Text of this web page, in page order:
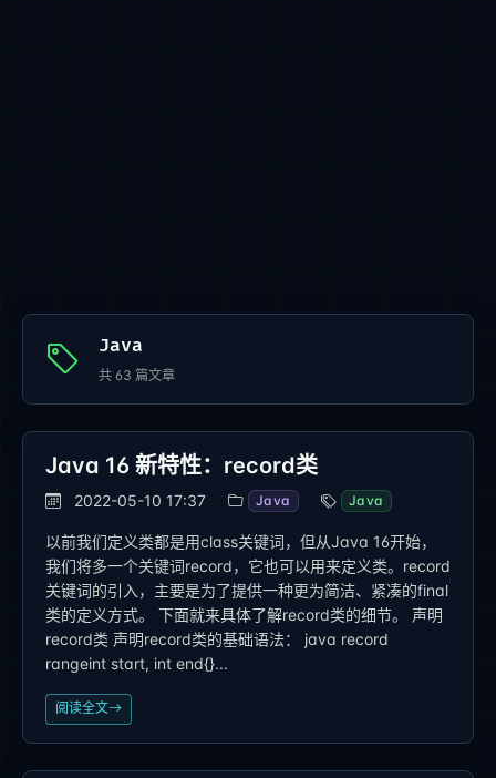
Java
共 63 篇文章
Java 16 新特性：record类
2022-05-10 17:37 Java Java
以前我们定义类都是用class关键词，但从Java 16开始，
我们将多一个关键词record，它也可以用来定义类。record
关键词的引入，主要是为了提供一种更为简洁、紧凑的final
类的定义方式。 下面就来具体了解record类的细节。 声明
record类 声明record类的基础语法： java record
rangeint start, int end{}...
阅读全文